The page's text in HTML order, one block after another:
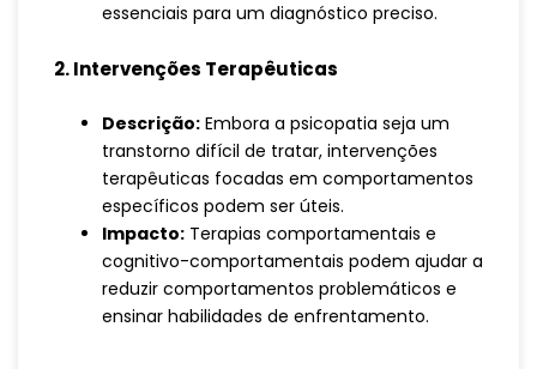
essenciais para um diagnóstico preciso.
2. Intervenções Terapêuticas
Descrição: Embora a psicopatia seja um
transtorno difícil de tratar, intervenções
terapêuticas focadas em comportamentos
específicos podem ser úteis.
Impacto: Terapias comportamentais e
cognitivo-comportamentais podem ajudar a
reduzir comportamentos problemáticos e
ensinar habilidades de enfrentamento.